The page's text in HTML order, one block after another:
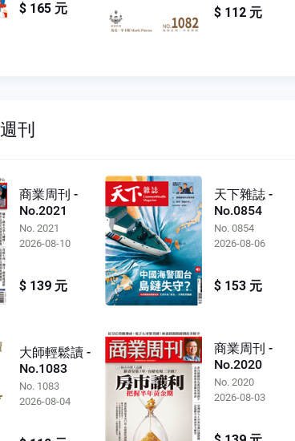
$ 165 元 $ 112 元
刊
商業周刊 -
No.2021
No. 2021
2026-08-10
$ 139 元
天下雜誌 -
No.0854
No. 0854
2026-08-06
$ 153 元
大師輕鬆讀 -
No.1083
No. 1083
2026-08-04
商業周刊 -
No.2020
No. 2020
2026-08-03